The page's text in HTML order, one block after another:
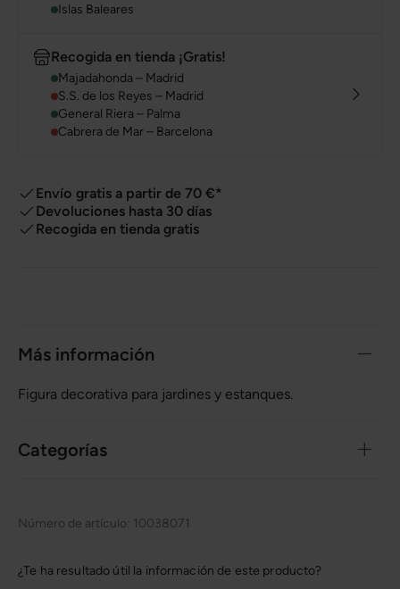
Islas Baleares
Recogida en tienda ¡Gratis!
Majadahonda – Madrid
S.S. de los Reyes – Madrid
General Riera – Palma
Cabrera de Mar – Barcelona
Envío gratis a partir de 70 €*
Devoluciones hasta 30 días
Recogida en tienda gratis
Más información
Figura decorativa para jardines y estanques.
Categorías
Número de artículo: 10038071
¿Te ha resultado útil la información de este producto?